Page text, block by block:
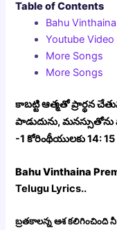
Table of Contents
Bahu
Youtube Video
More Songs
More Songs
కాబట్టి ఆత్మతో ప్రార్థన
పాడుదును, మనస్సుతోను
-1 కోరింథీయులకు 14: 15
Bahu Vinthaina
Telugu Lyrics..
బ్రతకాలన్న ఆశ కలిగించింది